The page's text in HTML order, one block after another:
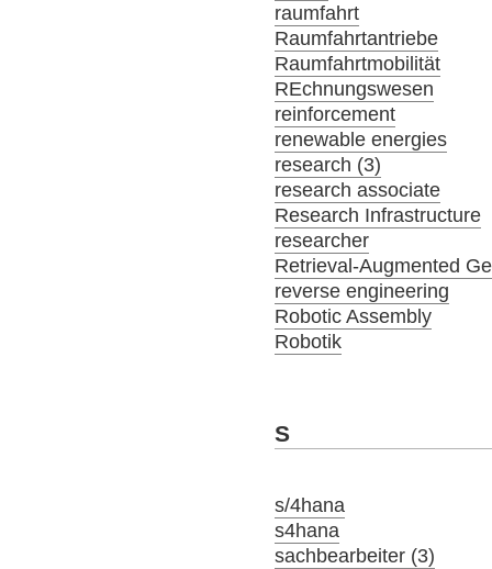
raumfahrt
Raumfahrtantriebe
Raumfahrtmobilität
REchnungswesen
reinforcement
renewable energies
research (3)
research associate
Research Infrastructure
researcher
Retrieval-Augmented
reverse engineering
Robotic Assembly
Robotik
S
s/4hana
s4hana
sachbearbeiter (3)